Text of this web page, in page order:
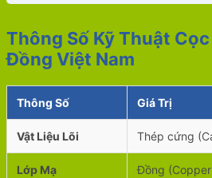
Thông Số Kỹ Thuật
Đồng Việt Nam
Thông Số Giá Trị
Vật Liệu Lõi Thép cứng
Lớp Mạ Đồng